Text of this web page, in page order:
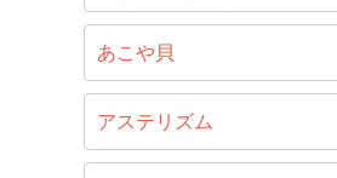
あこや貝
アステリズム